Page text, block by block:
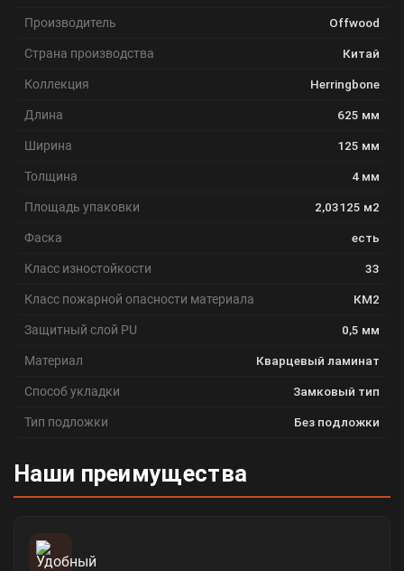
Производитель Offwood
Страна производства Китай
Коллекция Herringbone
Длина 625 мм
Ширина 125 мм
Толщина 4 мм
Площадь упаковки 2,03125 м2
Фаска есть
Класс изностойкости 33
Класс пожарной опасности материала КМ2
Защитный слой PU 0,5 мм
Материал Кварцевый ламинат
Способ укладки Замковый тип
Тип подложки Без подложки
Наши преимущества